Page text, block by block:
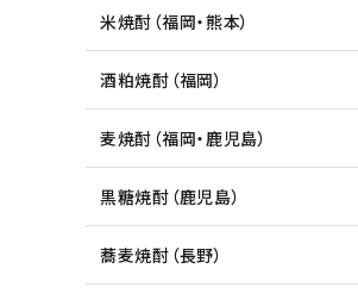
米焼酎（福岡・熊本）
酒粕焼酎（福岡）
麦焼酎（福岡・鹿児島）
黒糖焼酎（鹿児島）
蕎麦焼酎（長野）